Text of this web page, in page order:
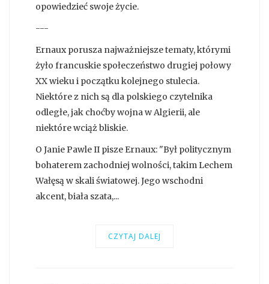
opowiedzieć swoje życie.
---
Ernaux porusza najważniejsze tematy, którymi
żyło francuskie społeczeństwo drugiej połowy
XX wieku i początku kolejnego stulecia.
Niektóre z nich są dla polskiego czytelnika
odległe, jak choćby wojna w Algierii, ale
niektóre wciąż bliskie.
O Janie Pawle II pisze Ernaux: "Był politycznym
bohaterem zachodniej wolności, takim Lechem
Wałęsą w skali światowej. Jego wschodni
akcent, biała szata,...
CZYTAJ DALEJ